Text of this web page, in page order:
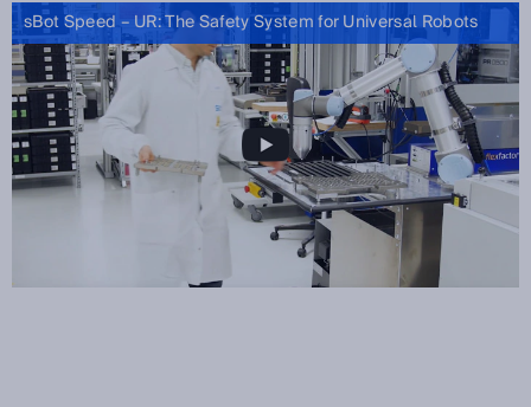
sBot Speed – UR: The Safety System for Universal Robots